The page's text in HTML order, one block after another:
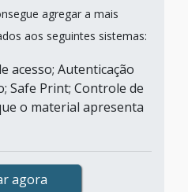
agregar a mais
aos seguintes sistemas:
acesso; Autenticação
Safe Print; Controle de
o material apresenta
agora